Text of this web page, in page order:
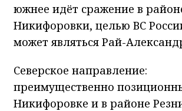
южнее идёт сражение в
Никифоровки, целью ВС
может являться Рай-
Северское направление:
преимущественно
Никифоровке и в районе